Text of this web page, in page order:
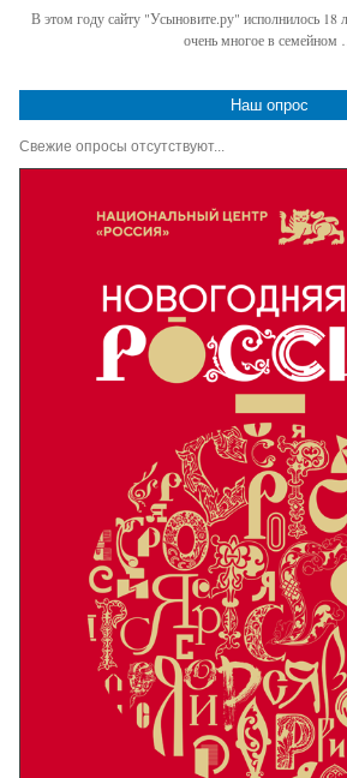
В этом году сайту "Усыновите.ру" исполнилось 18
очень многое в семейном …
Наш опрос
Свежие опросы отсутствуют...